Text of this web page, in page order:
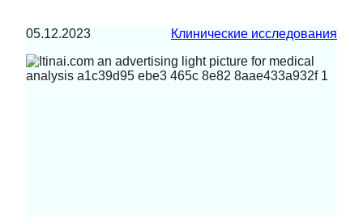
05.12.2023 Клинические исследования